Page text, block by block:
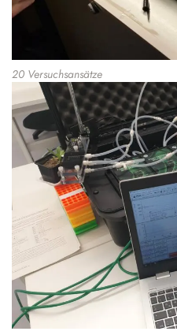
20 Versuchsansätze